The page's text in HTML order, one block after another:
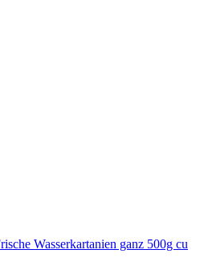
Wasserkartanien ganz 500g cu